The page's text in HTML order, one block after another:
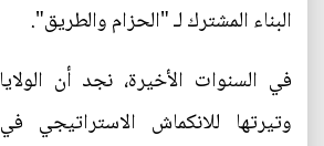
البناء المشترك لـ "الحزام والطريق".
في السنوات الأخيرة، نجد أن
وتيرتها للانكماش الاستراتيجي